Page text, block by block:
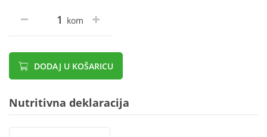
kom
DODAJ U KOŠARICU
Nutritivna deklaracija